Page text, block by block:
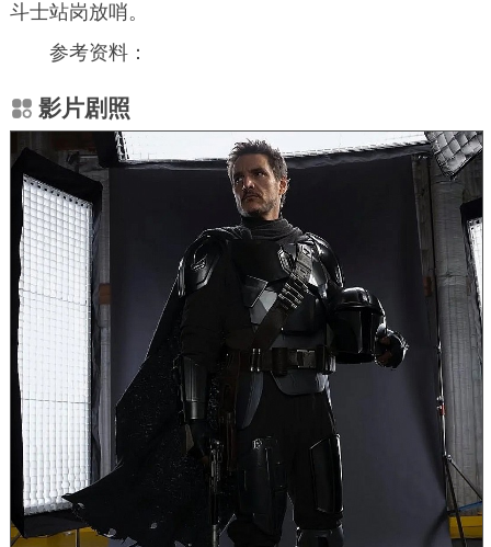
斗士站岗放哨。
参考资料：
影片剧照